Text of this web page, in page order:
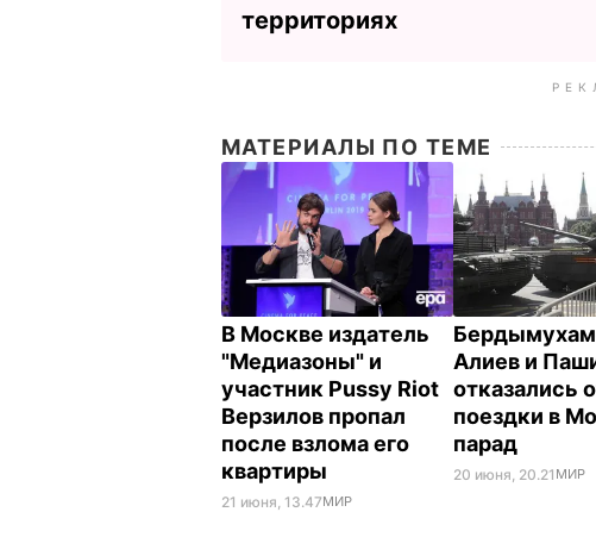
территориях
МАТЕРИАЛЫ ПО ТЕМЕ
В Москве издатель
"Медиазоны" и
участник Pussy Riot
Верзилов пропал
после взлома его
квартиры
21 июня, 13.47МИР
Алиев и
отказались
поездки в
парад
20 июня, 20.21 МИР